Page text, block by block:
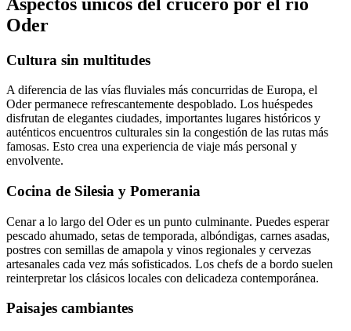
Oder
Cultura sin multitudes
A diferencia de las vías fluviales más concurridas de Europa, el
Oder permanece refrescantemente despoblado. Los huéspedes
disfrutan de elegantes ciudades, importantes lugares históricos y
auténticos encuentros culturales sin la congestión de las rutas más
famosas. Esto crea una experiencia de viaje más personal y
envolvente.
Cocina de Silesia y Pomerania
Cenar a lo largo del Oder es un punto culminante. Puedes esperar
pescado ahumado, setas de temporada, albóndigas, carnes asadas,
postres con semillas de amapola y vinos regionales y cervezas
artesanales cada vez más sofisticados. Los chefs de a bordo suelen
reinterpretar los clásicos locales con delicadeza contemporánea.
Paisajes cambiantes